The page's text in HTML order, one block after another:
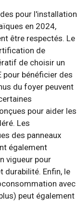
pour l'installation
en 2024,
être respectés. Le
de
de choisir un
pour bénéficier des
du foyer peuvent
pour aider les
Les
des panneaux
également
vigueur pour
durabilité. Enfin, le
avec
peut également